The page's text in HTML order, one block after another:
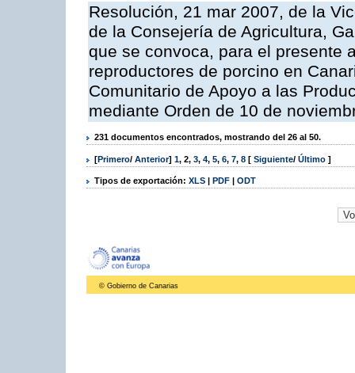
Resolución, 21 mar 2007, de la
de la Consejería de Agricultura,
que se convoca, para el presente
reproductores de porcino en
Comunitario de Apoyo a las
mediante Orden de 10 de
231 documentos encontrados, mostrando del 26 al 50.
[Primero/ Anterior] 1, 2, 3, 4, 5, 6, 7, 8 [ Siguiente/ Último ]
Tipos de exportación: XLS | PDF | ODT
© Gobierno de Canarias